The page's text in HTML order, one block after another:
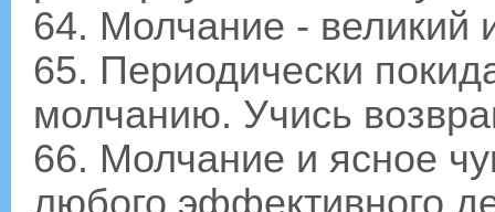
64. Молчание - великий
65. Периодически
молчанию. Учись
66. Молчание и ясное
любого эффективного